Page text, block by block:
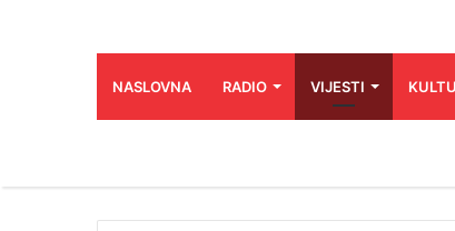
NASLOVNA RADIO VIJESTI